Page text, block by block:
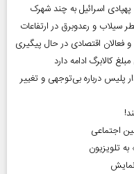
اسرائیل به چند شهرک
فعالان اقتصادی در حال پیگیری
کالابرگ ادامه دارد
پلیس درباره بی‌توجهی و تغییر
اجتماعی
تلویزیون